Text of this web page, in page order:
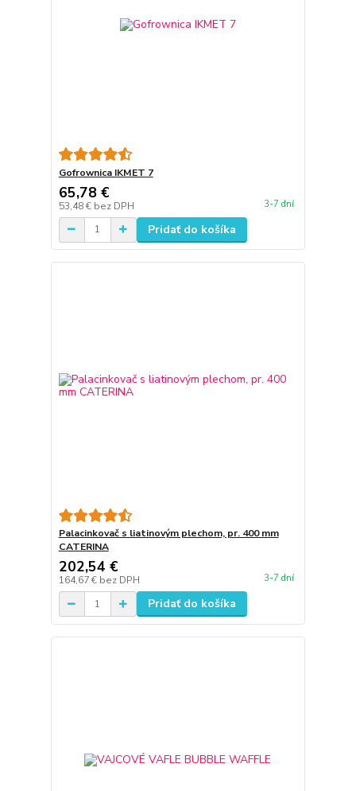
Gofrownica IKMET 7
65,78 €
53,48 € bez DPH 3-7 dní
Pridať do košíka
Palacinkovač s liatinovým plechom, pr. 400 mm
CATERINA
202,54 €
164,67 € bez DPH 3-7 dní
Pridať do košíka